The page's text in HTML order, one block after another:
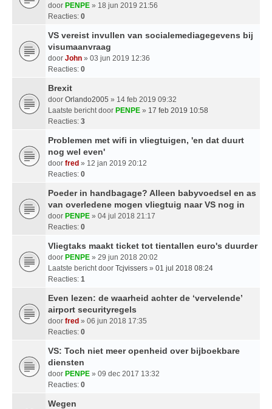
door PENPE » 18 jun 2019 21:56
Reacties: 0
VS vereist invullen van socialemediagegevens bij
visumaanvraag
door John » 03 jun 2019 12:36
Reacties: 0
Brexit
door Orlando2005 » 14 feb 2019 09:32
Laatste bericht door PENPE » 17 feb 2019 10:58
Reacties: 3
Problemen met wifi in vliegtuigen, 'en dat duurt
nog wel even'
door fred » 12 jan 2019 20:12
Reacties: 0
Poeder in handbagage? Alleen babyvoedsel en as
van overledene mogen vliegtuig naar VS nog in
door PENPE » 04 jul 2018 21:17
Reacties: 0
Vliegtaks maakt ticket tot tientallen euro's duurder
door PENPE » 29 jun 2018 20:02
Laatste bericht door Tcjvissers » 01 jul 2018 08:24
Reacties: 1
Even lezen: de waarheid achter de ‘vervelende’
airport securityregels
door fred » 06 jun 2018 17:35
Reacties: 0
VS: Toch niet meer openheid over bijboekbare
diensten
door PENPE » 09 dec 2017 13:32
Reacties: 0
Wegen